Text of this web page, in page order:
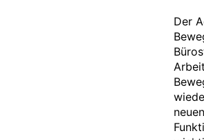
Der